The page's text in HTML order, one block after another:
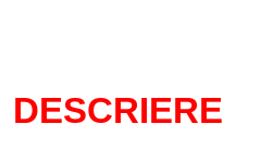
DESCRIERE